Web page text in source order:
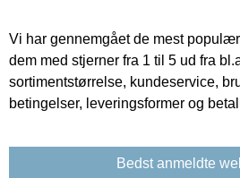
Vi har gennemgået de mest
dem med stjerner fra 1 til 5 ud fra
sortimentstørrelse, kundeservice,
betingelser, leveringsformer og
Bedst anmeldte